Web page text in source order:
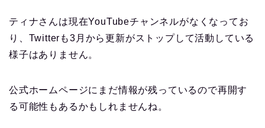
ティナさんは現在YouTubeチャンネルがなくなってお
り、Twitterも3月から更新がストップして活動している
様子はありません。
公式ホームページにまだ情報が残っているので再開す
る可能性もあるかもしれませんね。